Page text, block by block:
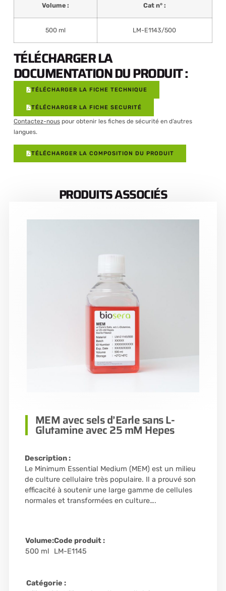
Volume : Cat n° :
500 ml LM-E1143/500
TÉLÉCHARGER LA
DOCUMENTATION DU PRODUIT :
TÉLÉCHARGER LA FICHE TECHNIQUE
TÉLÉCHARGER LA FICHE SECURITÉ
Contactez-nouspour obtenir les fiches de sécurité en d’autres
langues.
TÉLÉCHARGER LA COMPOSITION DU PRODUIT
PRODUITS ASSOCIÉS
MEM avec sels d’Earle sans L-
Glutamine avec 25 mM Hepes
Description :
Le Minimum Essential Medium (MEM) est un milieu
de culture cellulaire très populaire. Il a prouvé son
efficacité à soutenir une large gamme de cellules
normales et transformées en culture….
Volume:
500 ml
Code produit :
LM-E1145
Catégorie :